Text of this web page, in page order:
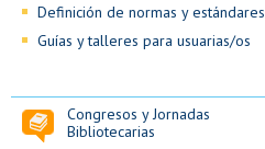
Definición de normas y estándares
Guías y talleres para usuarias/os
Congresos y Jornadas
Bibliotecarias